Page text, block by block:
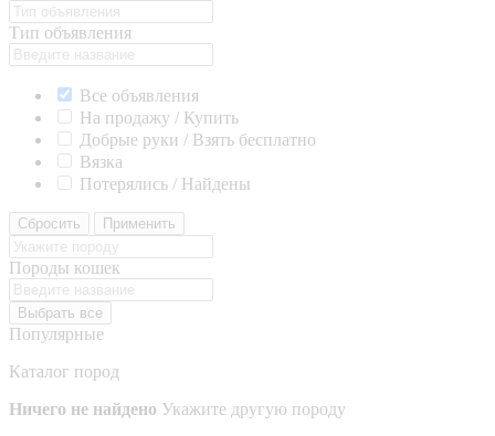
Тип объявления
Все объявления
На продажу / Купить
Добрые руки / Взять бесплатно
Вязка
Потерялись / Найдены
Сбросить Применить
Породы кошек
Выбрать все
Популярные
Каталог пород
Ничего не найдено Укажите другую породу